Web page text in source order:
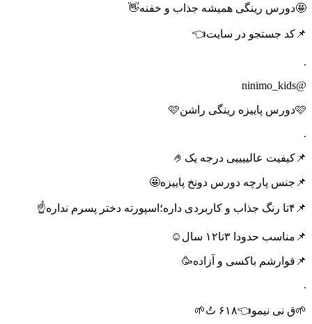
🤩دورس رینگی همیشه جذاب و خفنه👋
📌کد جستجو در سایت👈
.
@ninimo_kids
🩷دورس پاییزه رینگی راشن🩷
.
📌کیفیت عالییییی درجه یک🤌
📌جنس پارچه دورس دونخ پاییزه🤩
📌۴تا رنگ جذاب و کاربردی داره؛اسپورته دختر پسرم نداره☝️
📌مناسب حدودا ۳تا۱۲ سال☺️
📌قوارشم باکسی و آزاده🥳
.
🌱ق نی نیمو👈۶۱۸ تُ🌱